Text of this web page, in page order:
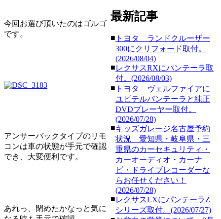
今回お選び頂いたのはゴルゴ
です。
アンサーバックタイプのリモ
コンは車の状態が手元で確認
でき、大変便利です。
あれっ、閉めたかなっと気に
最新記事
■ トヨタ ランドクルーザー
300にクリフォード取付。
(2026/08/04)
■レクサスRXにパンテーラ取
付。(2026/08/03)
■ トヨタ ヴェルファイアに
ユピテルパンテーラと純正
DVDプレーヤー取付。
(2026/07/28)
■キッズガレージ名古屋予約
状況 愛知県・岐阜県・三
重県のカーセキュリティ・
カーオーディオ・カーナ
ビ・ドライブレコーダーな
らお任せください！
(2026/07/28)
■レクサスLXにパンテーラZ
シリーズ取付。(2026/07/27)